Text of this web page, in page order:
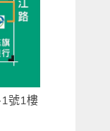
號1樓